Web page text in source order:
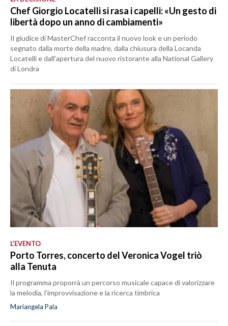
Chef Giorgio Locatelli si rasa i capelli: «Un gesto di
libertà dopo un anno di cambiamenti»
Il giudice di MasterChef racconta il nuovo look e un periodo
segnato dalla morte della madre, dalla chiusura della Locanda
Locatelli e dall'apertura del nuovo ristorante alla National Gallery
di Londra
L’EVENTO
Porto Torres, concerto del Veronica Vogel triò
alla Tenuta
Il programma proporrà un percorso musicale capace di valorizzare
la melodia, l’improvvisazione e la ricerca timbrica
Mariangela Pala